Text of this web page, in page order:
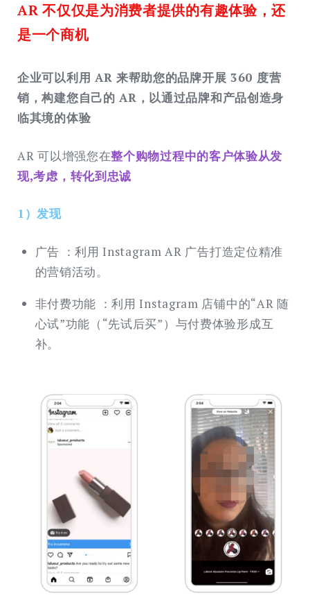
AR 不仅仅是为消费者提供的有趣体验，还
是一个商机
企业可以利用 AR 来帮助您的品牌开展 360 度营
销，构建您自己的 AR，以通过品牌和产品创造身
临其境的体验
AR 可以增强您在整个购物过程中的客户体验从发
现,考虑，转化到忠诚
1）发现
广告 ：利用 Instagram AR 广告打造定位精准
的营销活动。
非付费功能 ：利用 Instagram 店铺中的“AR 随
心试”功能（“先试后买”）与付费体验形成互
补。